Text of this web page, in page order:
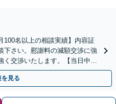
100名以上の相談実績】内容証
下さい。慰謝料の減額交渉に強
く交渉いたします。【当日中の
見る